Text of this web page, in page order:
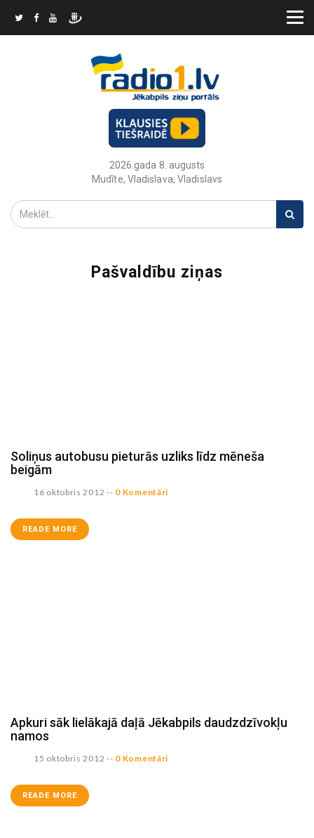
2026.gada 8. augusts
Mudīte, Vladislava, Vladislavs
Pašvaldību ziņas
Soliņus autobusu pieturās uzliks līdz mēneša
beigām
16 oktobris 2012 -- 0 Komentāri
READE MORE
Apkuri sāk lielākajā daļā Jēkabpils daudzdzīvokļu
namos
15 oktobris 2012 -- 0 Komentāri
READE MORE